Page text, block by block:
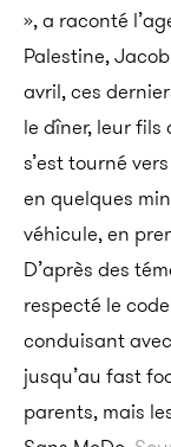
», a raconté
Palestine,
avril, ces
le dîner, leur
s’est tourné
en quelques
véhicule, en
D’après des
respecté le
conduisant
jusqu’au fast
parents, mais